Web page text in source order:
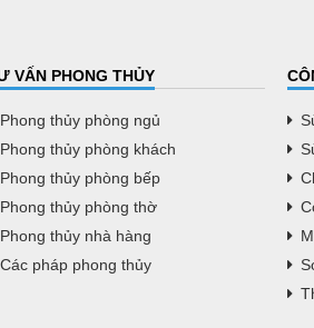
VẤN PHONG THỦY
Phong thủy phòng ngủ
Phong thủy phòng khách
Phong thủy phòng bếp
Phong thủy phòng thờ
Phong thủy nhà hàng
Các pháp phong thủy